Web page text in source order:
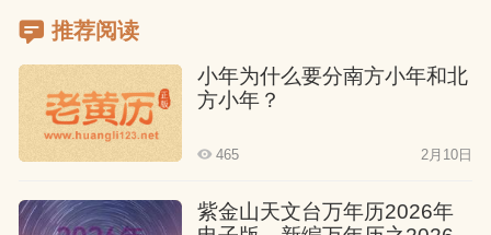
水利设施进行维护和修复。
（3）感谢仪式：放水成功后，可能还会举
行感谢仪式，答谢水神的保佑。
现代意义
推荐阅读
小年为什么要分南方小年和北
方小年？
465 2月10日
紫金山天文台万年历2026年